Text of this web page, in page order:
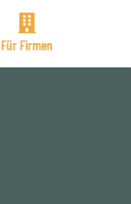
Für Firmen